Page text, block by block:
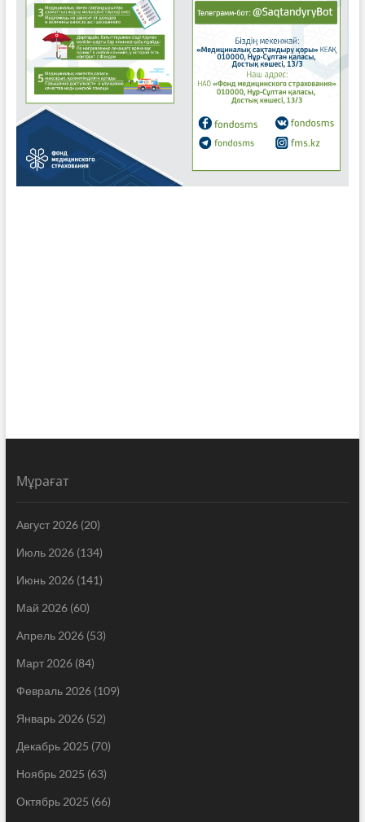
Мұрағат
Август 2026(20)
Июль 2026(134)
Июнь 2026(141)
Май 2026(60)
Апрель 2026(53)
Март 2026(84)
Февраль 2026(109)
Январь 2026(52)
Декабрь 2025 (70)
Ноябрь 2025 (63)
Октябрь 2025 (66)